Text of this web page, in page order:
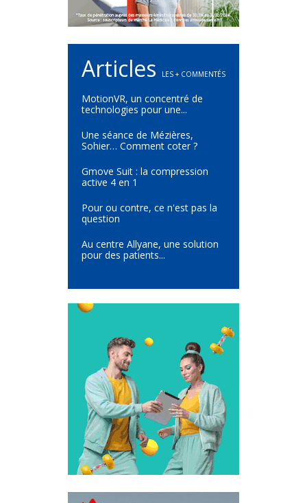
Articles LES + COMMENTÉS
MotionVR, un concentré de
technologies pour une...
Une séance de Mézières,
Sohier… Comment coter ?
Gmove Suit : la compression
active 4 en 1
Pour ou contre, ce n'est pas la
question
Au centre Allyane, une solution
pour des patients...